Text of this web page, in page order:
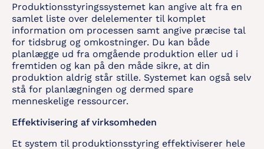
Produktionsstyringssystemet kan angive alt fra en
samlet liste over delelementer til komplet
information om processen samt angive præcise tal
for tidsbrug og omkostninger. Du kan både
planlægge ud fra omgående produktion eller ud i
fremtiden og kan på den måde sikre, at din
produktion aldrig står stille. Systemet kan også selv
stå for planlægningen og dermed spare
menneskelige ressourcer.
Effektivisering af virksomheden
Et system til produktionsstyring effektiviserer hele